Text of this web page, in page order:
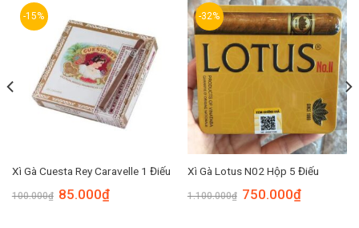
-15%
Xì Gà Cuesta Rey Caravelle 1 Điếu
100.000₫ 85.000₫
-32%
Xì Gà Lotus N02 Hộp 5 Điếu
1.100.000₫ 750.000₫